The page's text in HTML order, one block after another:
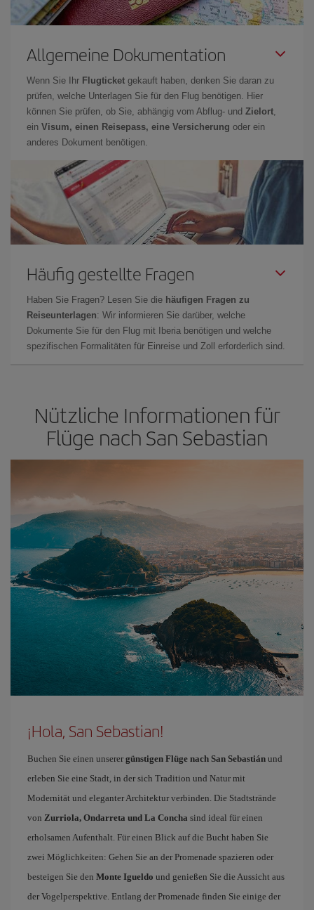
Allgemeine Dokumentation
Wenn Sie Ihr Flugticket gekauft haben, denken Sie daran zu
prüfen, welche Unterlagen Sie für den Flug benötigen. Hier
können Sie prüfen, ob Sie, abhängig vom Abflug- und Zielort,
ein Visum, einen Reisepass, eine Versicherung oder ein
anderes Dokument benötigen.
Häufig gestellte Fragen
Haben Sie Fragen? Lesen Sie die häufigen Fragen zu
Reiseunterlagen: Wir informieren Sie darüber, welche
Dokumente Sie für den Flug mit Iberia benötigen und welche
spezifischen Formalitäten für Einreise und Zoll erforderlich sind.
Nützliche Informationen für
Flüge nach San Sebastian
¡Hola, San Sebastian!
Buchen Sie einen unserer günstigen Flüge nach San Sebastián und
erleben Sie eine Stadt, in der sich Tradition und Natur mit
Modernität und eleganter Architektur verbinden. Die Stadtstrände
von Zurriola, Ondarreta und La Concha sind ideal für einen
erholsamen Aufenthalt. Für einen Blick auf die Bucht haben Sie
zwei Möglichkeiten: Gehen Sie an der Promenade spazieren oder
besteigen Sie den Monte Igueldo und genießen Sie die Aussicht aus
der Vogelperspektive. Entlang der Promenade finden Sie einige der